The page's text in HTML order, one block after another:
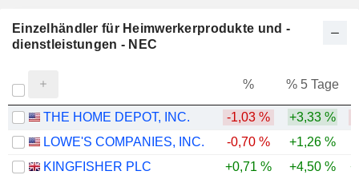
Einzelhändler für Heimwerkerprodukte und -
dienstleistungen - NEC
% % 5 Tage
THE HOME DEPOT, INC. -1,03 % +3,33 %
LOWE'S COMPANIES, INC.
-0,70 % +1,26 %
KINGFISHER PLC
+0,71 % +4,50 %